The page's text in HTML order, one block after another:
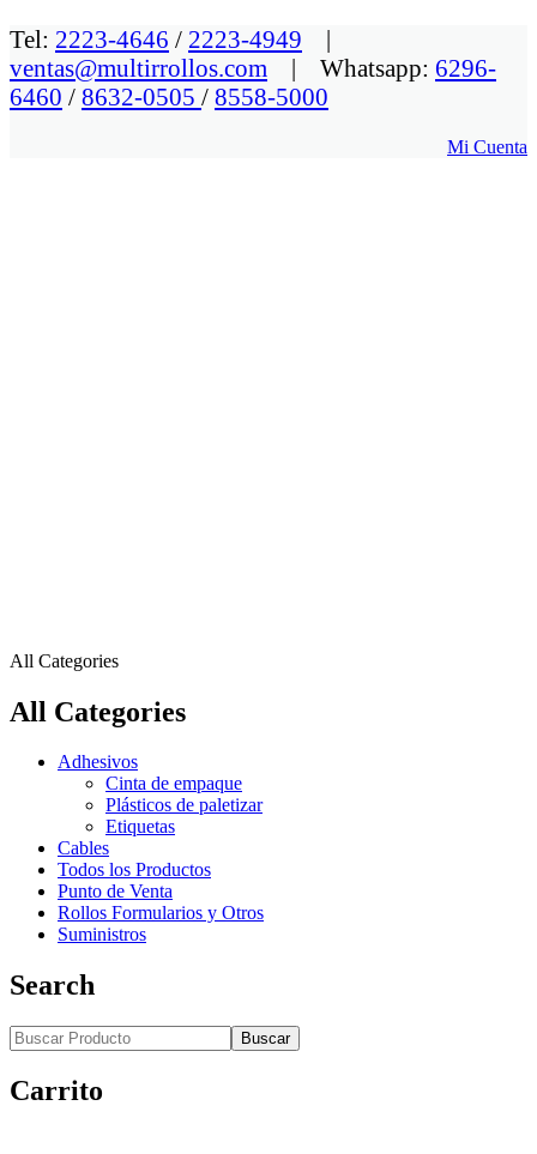
Tel: 2223-4646 / 2223-4949 |
ventas@multirrollos.com | Whatsapp: 6296-
6460 / 8632-0505 / 8558-5000
Mi Cuenta
All Categories
All Categories
Adhesivos
Cinta de empaque
Plásticos de paletizar
Etiquetas
Cables
Todos los Productos
Punto de Venta
Rollos Formularios y Otros
Suministros
Search
Buscar
Carrito